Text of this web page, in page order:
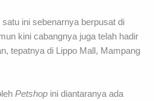
ini sebenarnya berpusat di
kini cabangnya juga telah hadir
tepatnya di Lippo Mall, Mampang
Petshop ini diantaranya ada